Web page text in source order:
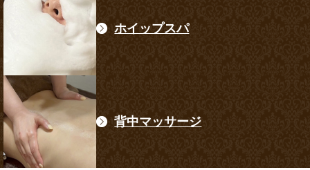
ホイップスパ
背中マッサージ